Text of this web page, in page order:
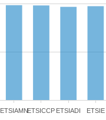
ETSIAMNETSICCP ETSIADI ETSIE